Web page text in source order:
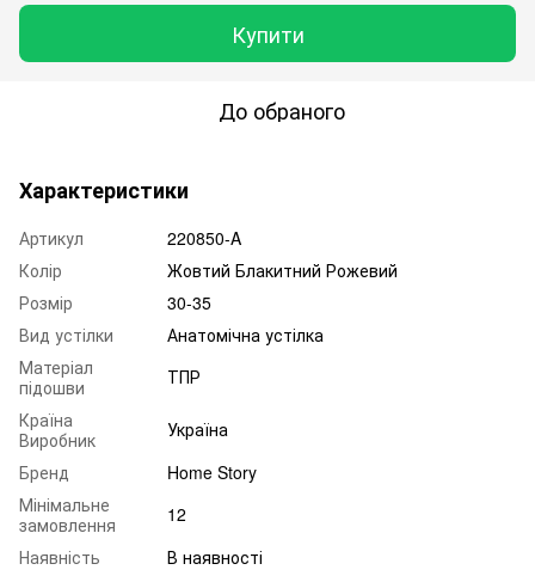
Купити
До обраного
Характеристики
Артикул
220850-A
Колір
Жовтий Блакитний Рожевий
Розмір
30-35
Вид устілки
Анатомічна устілка
Матеріал
підошви
ТПР
Країна
Виробник
Україна
Бренд
Home Story
Мінімальне
замовлення
12
Наявність
В наявності